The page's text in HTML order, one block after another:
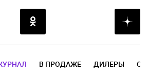
В ПРОДАЖЕ ДИЛЕРЫ